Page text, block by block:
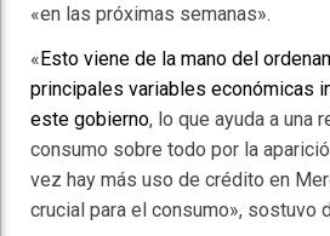
«en las próximas semanas».
«Esto viene de la mano del
principales variables económicas
este gobierno, lo que ayuda a una
consumo sobre todo por la
vez hay más uso de crédito en
crucial para el consumo», sostuvo